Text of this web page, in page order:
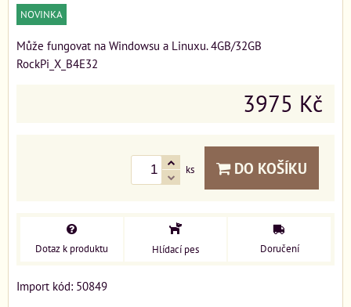
NOVINKA
Může fungovat na Windowsu a Linuxu. 4GB/32GB
RockPi_X_B4E32
3975 Kč
ks DO KOŠÍKU
Dotaz k produktu Hlídací pes Doručení
Import kód: 50849